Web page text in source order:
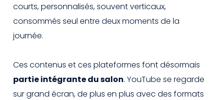
courts, personnalisés, souvent verticaux,
consommés seul entre deux moments de la
journée.
Ces contenus et ces plateformes font désormais
partie intégrante du salon. YouTube se regarde
sur grand écran, de plus en plus avec des formats